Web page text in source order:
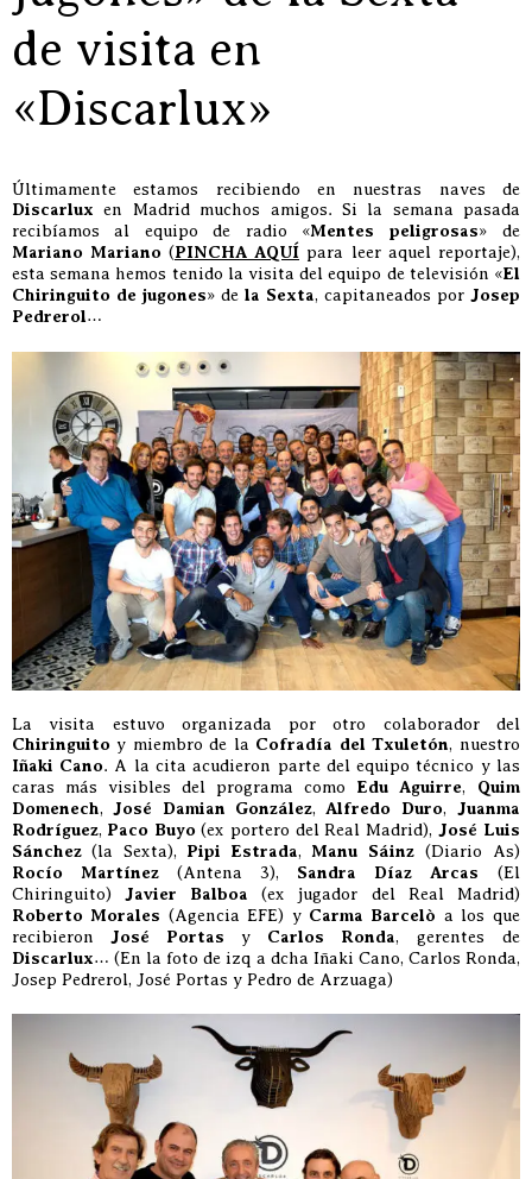
de visita en
«Discarlux»
Últimamente estamos recibiendo en nuestras naves de
Discarlux en Madrid muchos amigos. Si la semana pasada
recibíamos al equipo de radio «Mentes peligrosas» de
Mariano Mariano (PINCHA AQUÍ para leer aquel reportaje),
esta semana hemos tenido la visita del equipo de televisión «El
Chiringuito de jugones» de la Sexta, capitaneados por Josep
Pedrerol…
La visita estuvo organizada por otro colaborador del
Chiringuito y miembro de la Cofradía del Txuletón, nuestro
Iñaki Cano. A la cita acudieron parte del equipo técnico y las
caras más visibles del programa como Edu Aguirre, Quim
Domenech, José Damian González, Alfredo Duro, Juanma
Rodríguez, Paco Buyo (ex portero del Real Madrid), José Luis
Sánchez (la Sexta), Pipi Estrada, Manu Sáinz (Diario As)
Rocío Martínez (Antena 3), Sandra Díaz Arcas (El
Chiringuito) Javier Balboa (ex jugador del Real Madrid)
Roberto Morales (Agencia EFE) y Carma Barcelò a los que
recibieron José Portas y Carlos Ronda, gerentes de
Discarlux… (En la foto de izq a dcha Iñaki Cano, Carlos Ronda,
Josep Pedrerol, José Portas y Pedro de Arzuaga)